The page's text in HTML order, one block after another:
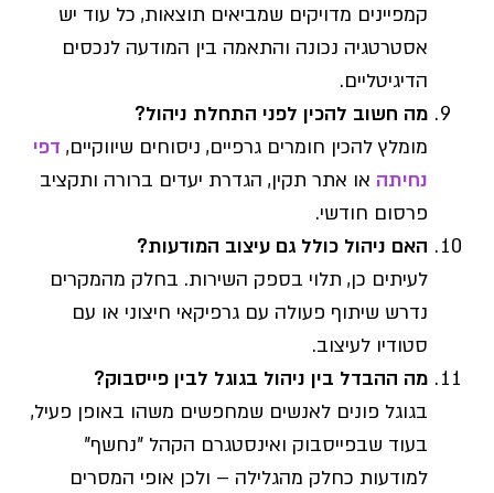
קמפיינים מדויקים שמביאים תוצאות, כל עוד יש
אסטרטגיה נכונה והתאמה בין המודעה לנכסים
הדיגיטליים.
מה חשוב להכין לפני התחלת ניהול?
מומלץ להכין חומרים גרפיים, ניסוחים שיווקיים, דפי
נחיתה או אתר תקין, הגדרת יעדים ברורה ותקציב
פרסום חודשי.
האם ניהול כולל גם עיצוב המודעות?
לעיתים כן, תלוי בספק השירות. בחלק מהמקרים
נדרש שיתוף פעולה עם גרפיקאי חיצוני או עם
סטודיו לעיצוב.
מה ההבדל בין ניהול בגוגל לבין פייסבוק?
בגוגל פונים לאנשים שמחפשים משהו באופן פעיל,
בעוד שבפייסבוק ואינסטגרם הקהל "נחשף"
למודעות כחלק מהגלילה – ולכן אופי המסרים